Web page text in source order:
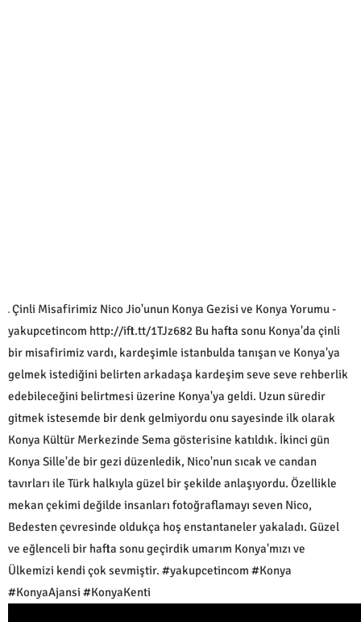
Çinli Misafirimiz Nico Jio'unun Konya Gezisi ve Konya Yorumu -
yakupcetincom http://ift.tt/1TJz682 Bu hafta sonu Konya'da çinli
bir misafirimiz vardı, kardeşimle istanbulda tanışan ve Konya'ya
gelmek istediğini belirten arkadaşa kardeşim seve seve rehberlik
edebileceğini belirtmesi üzerine Konya'ya geldi. Uzun süredir
gitmek istesemde bir denk gelmiyordu onu sayesinde ilk olarak
Konya Kültür Merkezinde Sema gösterisine katıldık. İkinci gün
Konya Sille'de bir gezi düzenledik, Nico'nun sıcak ve candan
tavırları ile Türk halkıyla güzel bir şekilde anlaşıyordu. Özellikle
mekan çekimi değilde insanları fotoğraflamayı seven Nico,
Bedesten çevresinde oldukça hoş enstantaneler yakaladı. Güzel
ve eğlenceli bir hafta sonu geçirdik umarım Konya'mızı ve
Ülkemizi kendi çok sevmiştir. #yakupcetincom #Konya
#KonyaAjansi #KonyaKenti